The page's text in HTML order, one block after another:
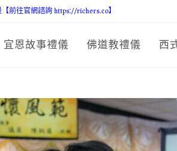
前往官網諮詢 https://richers.co】
宜恩故事禮儀 佛道教禮儀 西